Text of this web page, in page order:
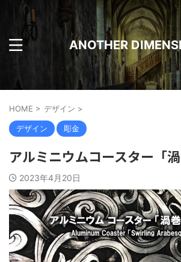
ANOTHER
HOME > デザイン >
デザイン 彫金
アルミニウムコースター「渦
2023年4月20日